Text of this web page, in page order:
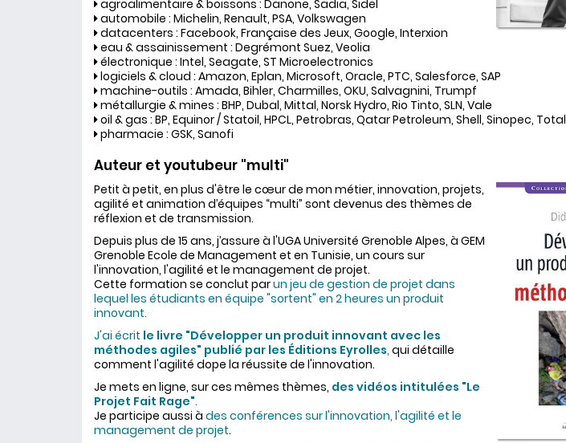
agroalimentaire & boissons : Danone, Sadia, Sidel
automobile : Michelin, Renault, PSA, Volkswagen
datacenters : Facebook, Française des Jeux, Google, Interxion
eau & assainissement : Degrémont Suez, Veolia
électronique : Intel, Seagate, ST Microelectronics
logiciels & cloud : Amazon, Eplan, Microsoft, Oracle, PTC, Salesforce, SAP
machine-outils : Amada, Bihler, Charmilles, OKU, Salvagnini, Trumpf
métallurgie & mines : BHP, Dubal, Mittal, Norsk Hydro, Rio Tinto, SLN, Vale
oil & gas : BP, Equinor / Statoil, HPCL, Petrobras, Qatar Petroleum, Shell, Sinopec, Total
pharmacie : GSK, Sanofi
Auteur et youtubeur "multi"
Petit à petit, en plus d'être le cœur de mon métier, innovation, projets,
agilité et animation d’équipes “multi” sont devenus des thèmes de
réflexion et de transmission.
Depuis plus de 15 ans, j’assure à l'UGA Université Grenoble Alpes, à GEM
Grenoble Ecole de Management et en Tunisie, un cours sur
l'innovation, l'agilité et le management de projet.
Cette formation se conclut parun jeu de gestion de projet dans
lequel les étudiants en équipe "sortent" en 2 heures un produit
innovant.
J'ai écrit le livre "Développer un produit innovant avec les
méthodes agiles" publié par les Éditions Eyrolles, qui détaille
comment l'agilité dope la réussite de l'innovation.
Je mets en ligne, sur ces mêmes thèmes, des vidéos intitulées "Le
Projet Fait Rage".
Je participe aussi à des conférences sur l'innovation, l'agilité et le
management de projet.